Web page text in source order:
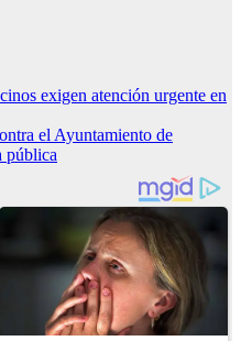
exigen atención urgente en
el Ayuntamiento de
pública